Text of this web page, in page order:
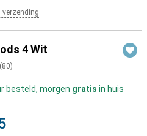
verzending
4 Wit
(80)
besteld, morgen gratis in huis